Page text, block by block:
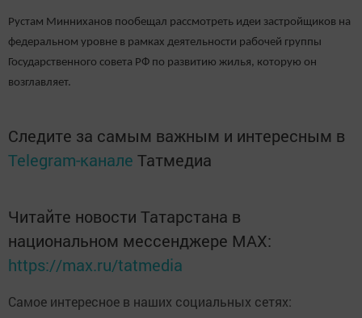
Рустам Минниханов пообещал рассмотреть идеи застройщиков на
федеральном уровне в рамках деятельности рабочей группы
Государственного совета РФ по развитию жилья, которую он
возглавляет.
Следите за самым важным и интересным в
Telegram-канале Татмедиа
Читайте новости Татарстана в
национальном мессенджере MАХ:
https://max.ru/tatmedia
Самое интересное в наших социальных сетях: